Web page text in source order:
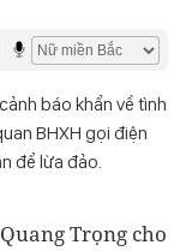
báo khẩn về tình
BHXH gọi điện
để lừa đảo.
Trọng cho